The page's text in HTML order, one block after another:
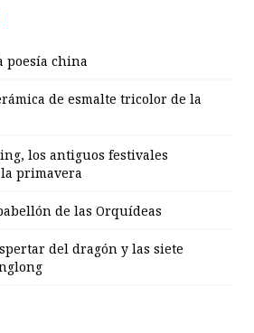
china
de esmalte tricolor de la
los antiguos festivales
primavera
de las Orquídeas
del dragón y las siete